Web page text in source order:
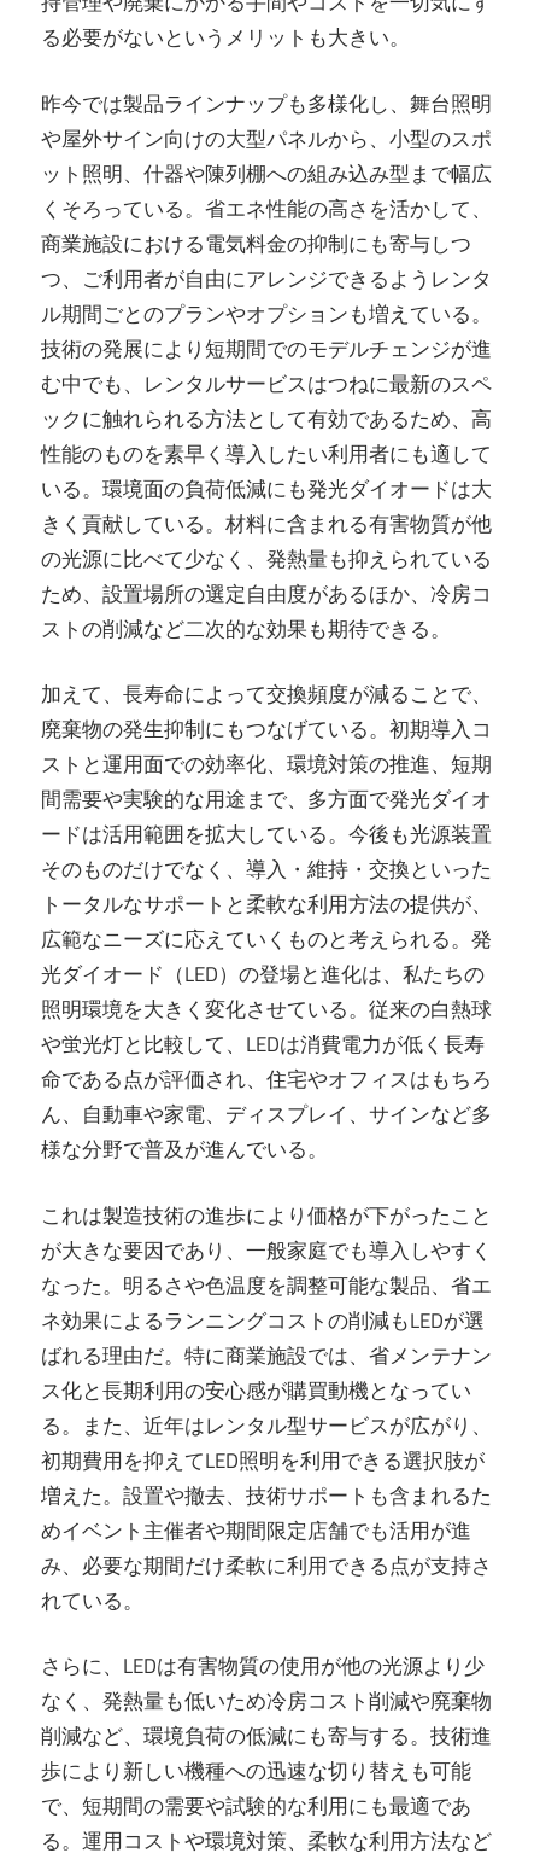
る必要がないというメリットも大きい。
昨今では製品ラインナップも多様化し、舞台照明
や屋外サイン向けの大型パネルから、小型のスポ
ット照明、什器や陳列棚への組み込み型まで幅広
くそろっている。省エネ性能の高さを活かして、
商業施設における電気料金の抑制にも寄与しつ
つ、ご利用者が自由にアレンジできるようレンタ
ル期間ごとのプランやオプションも増えている。
技術の発展により短期間でのモデルチェンジが進
む中でも、レンタルサービスはつねに最新のスペ
ックに触れられる方法として有効であるため、高
性能のものを素早く導入したい利用者にも適して
いる。環境面の負荷低減にも発光ダイオードは大
きく貢献している。材料に含まれる有害物質が他
の光源に比べて少なく、発熱量も抑えられている
ため、設置場所の選定自由度があるほか、冷房コ
ストの削減など二次的な効果も期待できる。
加えて、長寿命によって交換頻度が減ることで、
廃棄物の発生抑制にもつなげている。初期導入コ
ストと運用面での効率化、環境対策の推進、短期
間需要や実験的な用途まで、多方面で発光ダイオ
ードは活用範囲を拡大している。今後も光源装置
そのものだけでなく、導入・維持・交換といった
トータルなサポートと柔軟な利用方法の提供が、
広範なニーズに応えていくものと考えられる。発
光ダイオード（LED）の登場と進化は、私たちの
照明環境を大きく変化させている。従来の白熱球
や蛍光灯と比較して、LEDは消費電力が低く長寿
命である点が評価され、住宅やオフィスはもちろ
ん、自動車や家電、ディスプレイ、サインなど多
様な分野で普及が進んでいる。
これは製造技術の進歩により価格が下がったこと
が大きな要因であり、一般家庭でも導入しやすく
なった。明るさや色温度を調整可能な製品、省エ
ネ効果によるランニングコストの削減もLEDが選
ばれる理由だ。特に商業施設では、省メンテナン
ス化と長期利用の安心感が購買動機となってい
る。また、近年はレンタル型サービスが広がり、
初期費用を抑えてLED照明を利用できる選択肢が
増えた。設置や撤去、技術サポートも含まれるた
めイベント主催者や期間限定店舗でも活用が進
み、必要な期間だけ柔軟に利用できる点が支持さ
れている。
さらに、LEDは有害物質の使用が他の光源より少
なく、発熱量も低いため冷房コスト削減や廃棄物
削減など、環境負荷の低減にも寄与する。技術進
歩により新しい機種への迅速な切り替えも可能
で、短期間の需要や試験的な利用にも最適であ
る。運用コストや環境対策、柔軟な利用方法など